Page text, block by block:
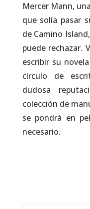
Mercer Mann,
que solía pasar
de Camino
puede rechazar.
escribir su
círculo de
dudosa
colección de
se pondrá en
necesario.